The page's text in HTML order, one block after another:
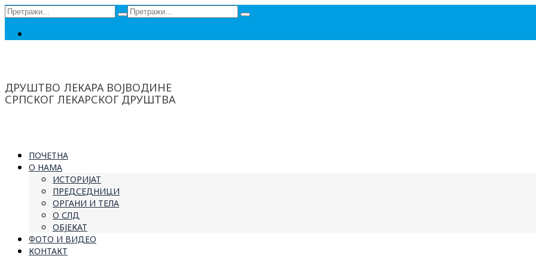
Сеарцх
фор:
Сеарцх
фор:
ДРУШТВО ЛЕКАРА ВОЈВОДИНЕ
СРПСКОГ ЛЕКАРСКОГ ДРУШТВА
ПОЧЕТНА
О НАМА
ИСТОРИЈАТ
ПРЕДСЕДНИЦИ
ОРГАНИ И ТЕЛА
О СЛД
ОБЈЕКАТ
ФОТО И ВИДЕО
КОНТАКТ